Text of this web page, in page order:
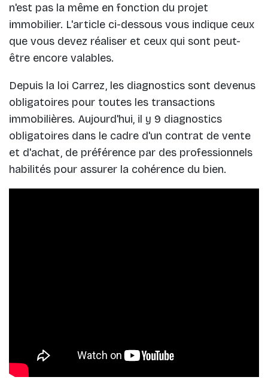
n'est pas la même en fonction du projet
immobilier. L'article ci-dessous vous indique ceux
que vous devez réaliser et ceux qui sont peut-
être encore valables.
Depuis la loi Carrez, les diagnostics sont devenus
obligatoires pour toutes les transactions
immobilières. Aujourd'hui, il y 9 diagnostics
obligatoires dans le cadre d'un contrat de vente
et d'achat, de préférence par des professionnels
habilités pour assurer la cohérence du bien.